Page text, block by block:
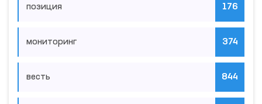
позиция 176
мониторинг 374
весть 844